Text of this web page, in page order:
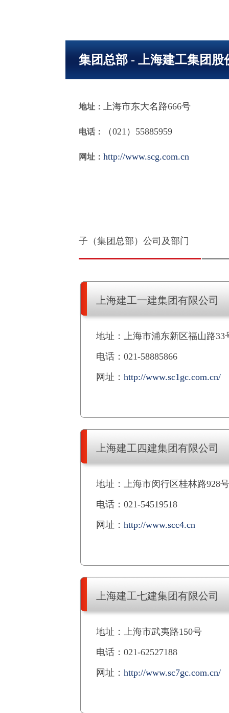
集团总部 - 上海建工集团股
地址： 上海市东大名路666号
电话： （021）55885959
网址： http://www.scg.com.cn
子（集团总部）公司及部门
上海建工一建集团有限公司
地址：上海市浦东新区福山路33
电话：021-58885866
网址： http://www.sc1gc.com.cn/
上海建工四建集团有限公司
地址：上海市闵行区桂林路928号
电话：021-54519518
网址： http://www.scc4.cn
上海建工七建集团有限公司
地址：上海市武夷路150号
电话：021-62527188
网址： http://www.sc7gc.com.cn/